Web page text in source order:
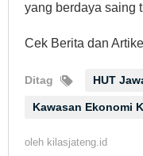
yang berdaya saing
Cek Berita dan
Ditag HUT
Kawasan Ekonomi
oleh kilasjateng.id